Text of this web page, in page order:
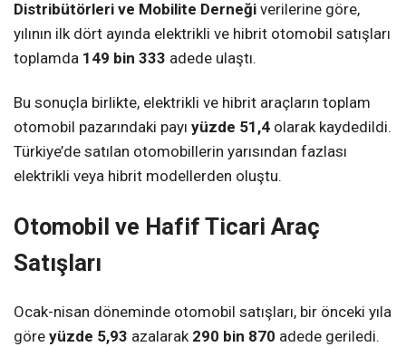
Distribütörleri ve Mobilite Derneği verilerine göre,
yılının ilk dört ayında elektrikli ve hibrit otomobil satışları
toplamda 149 bin 333 adede ulaştı.
Bu sonuçla birlikte, elektrikli ve hibrit araçların toplam
otomobil pazarındaki payı yüzde 51,4 olarak kaydedildi.
Türkiye’de satılan otomobillerin yarısından fazlası
elektrikli veya hibrit modellerden oluştu.
Otomobil ve Hafif Ticari Araç
Satışları
Ocak-nisan döneminde otomobil satışları, bir önceki yıla
göre yüzde 5,93 azalarak 290 bin 870 adede geriledi.